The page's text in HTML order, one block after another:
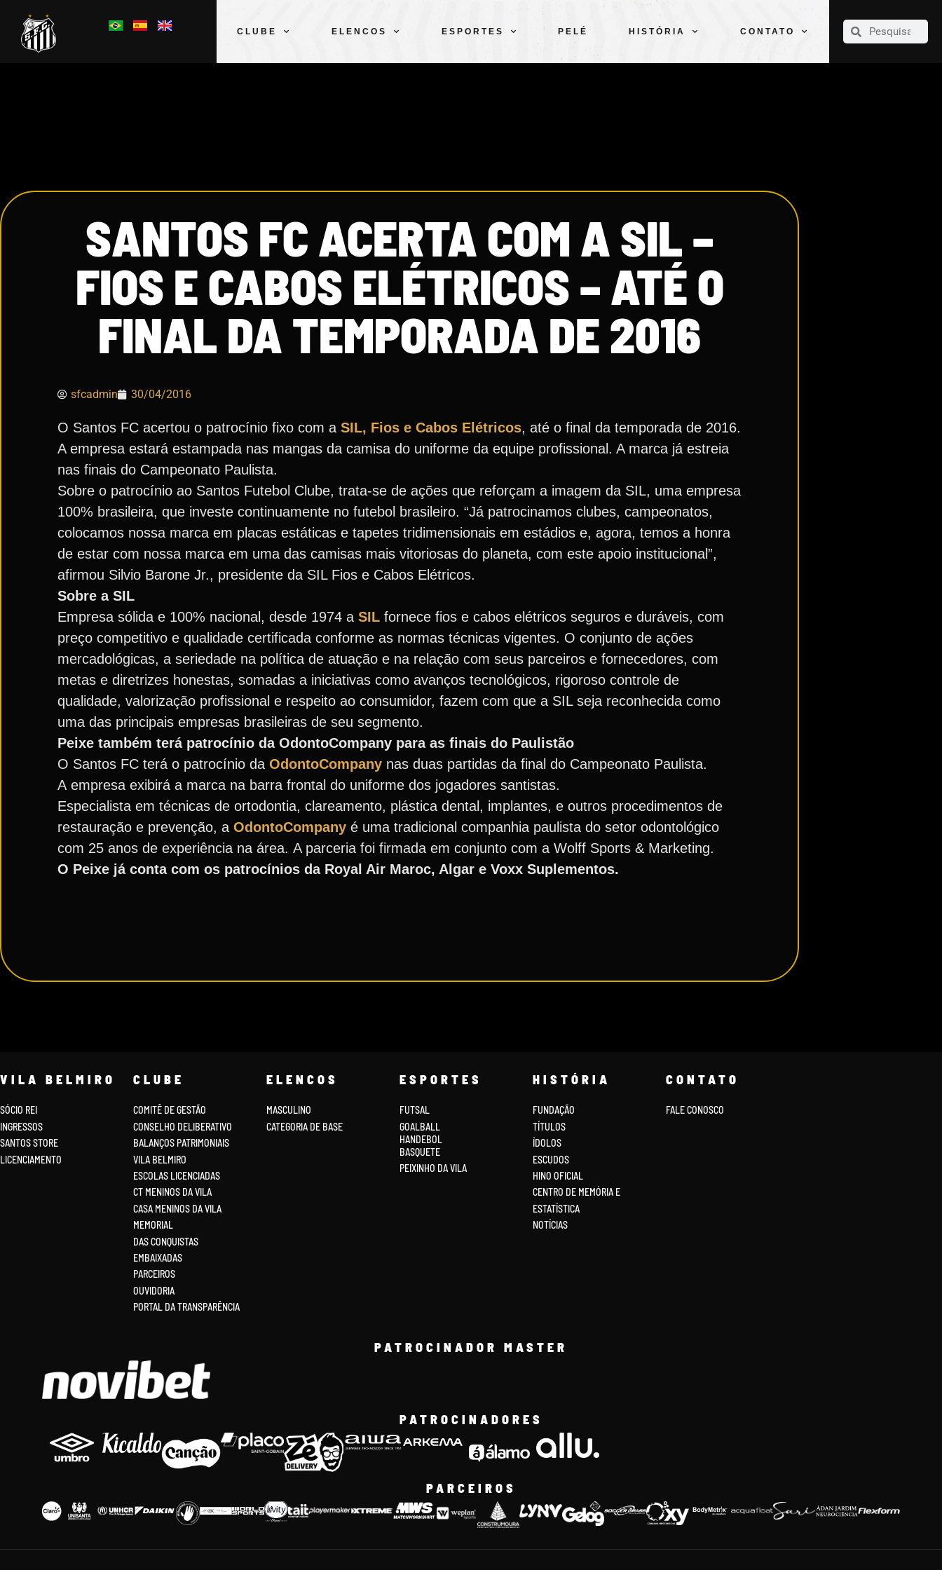
CLUBE ELENCOS ESPORTES PELÉ HISTÓRIA CONTATO
CLUBE
SANTOS FC ACERTA COM A SIL –
FIOS E CABOS ELÉTRICOS – ATÉ O
FINAL DA TEMPORADA DE 2016
sfcadmin 30/04/2016
O Santos FC acertou o patrocínio fixo com a SIL, Fios e Cabos Elétricos, até o final da temporada de 2016.
A empresa estará estampada nas mangas da camisa do uniforme da equipe profissional. A marca já estreia
nas finais do Campeonato Paulista.
Sobre o patrocínio ao Santos Futebol Clube, trata-se de ações que reforçam a imagem da SIL, uma empresa
100% brasileira, que investe continuamente no futebol brasileiro. “Já patrocinamos clubes, campeonatos,
colocamos nossa marca em placas estáticas e tapetes tridimensionais em estádios e, agora, temos a honra
de estar com nossa marca em uma das camisas mais vitoriosas do planeta, com este apoio institucional”,
afirmou Silvio Barone Jr., presidente da SIL Fios e Cabos Elétricos.
Sobre a SIL
Empresa sólida e 100% nacional, desde 1974 a SIL fornece fios e cabos elétricos seguros e duráveis, com
preço competitivo e qualidade certificada conforme as normas técnicas vigentes. O conjunto de ações
mercadológicas, a seriedade na política de atuação e na relação com seus parceiros e fornecedores, com
metas e diretrizes honestas, somadas a iniciativas como avanços tecnológicos, rigoroso controle de
qualidade, valorização profissional e respeito ao consumidor, fazem com que a SIL seja reconhecida como
uma das principais empresas brasileiras de seu segmento.
Peixe também terá patrocínio da OdontoCompany para as finais do Paulistão
O Santos FC terá o patrocínio da OdontoCompany nas duas partidas da final do Campeonato Paulista.
A empresa exibirá a marca na barra frontal do uniforme dos jogadores santistas.
Especialista em técnicas de ortodontia, clareamento, plástica dental, implantes, e outros procedimentos de
restauração e prevenção, a OdontoCompany é uma tradicional companhia paulista do setor odontológico
com 25 anos de experiência na área. A parceria foi firmada em conjunto com a Wolff Sports & Marketing.
O Peixe já conta com os patrocínios da Royal Air Maroc, Algar e Voxx Suplementos.
VILA BELMIRO
SÓCIO REI
INGRESSOS
SANTOS STORE
LICENCIAMENTO
CLUBE
COMITÊ DE GESTÃO
CONSELHO DELIBERATIVO
BALANÇOS PATRIMONIAIS
VILA BELMIRO
ESCOLAS LICENCIADAS
CT MENINOS DA VILA
CASA MENINOS DA VILA
MEMORIAL
DAS CONQUISTAS
EMBAIXADAS
PARCEIROS
OUVIDORIA
PORTAL DA TRANSPARÊNCIA
ELENCOS
MASCULINO
CATEGORIA DE BASE
ESPORTES
FUTSAL
GOALBALL
HANDEBOL
BASQUETE
PEIXINHO DA VILA
HISTÓRIA
FUNDAÇÃO
TÍTULOS
ÍDOLOS
ESCUDOS
HINO OFICIAL
CENTRO DE MEMÓRIA E
ESTATÍSTICA
NOTÍCIAS
CONTATO
FALE CONOSCO
PATROCINADOR MASTER
PATROCINADORES
PARCEIROS